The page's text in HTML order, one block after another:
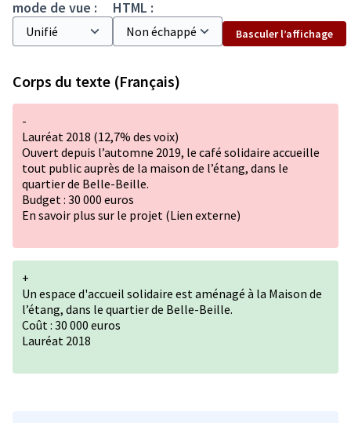
mode de vue :
HTML :
Basculer l’affichage
Corps du texte (Français)
-
Lauréat 2018 (12,7% des voix)
Ouvert depuis l’automne 2019, le café solidaire accueille
tout public auprès de la maison de l’étang, dans le
quartier de Belle-Beille.
Budget : 30 000 euros
En savoir plus sur le projet (Lien externe)
+
Un espace d'accueil solidaire est aménagé à la Maison de
l’étang, dans le quartier de Belle-Beille.
Coût : 30 000 euros
Lauréat 2018